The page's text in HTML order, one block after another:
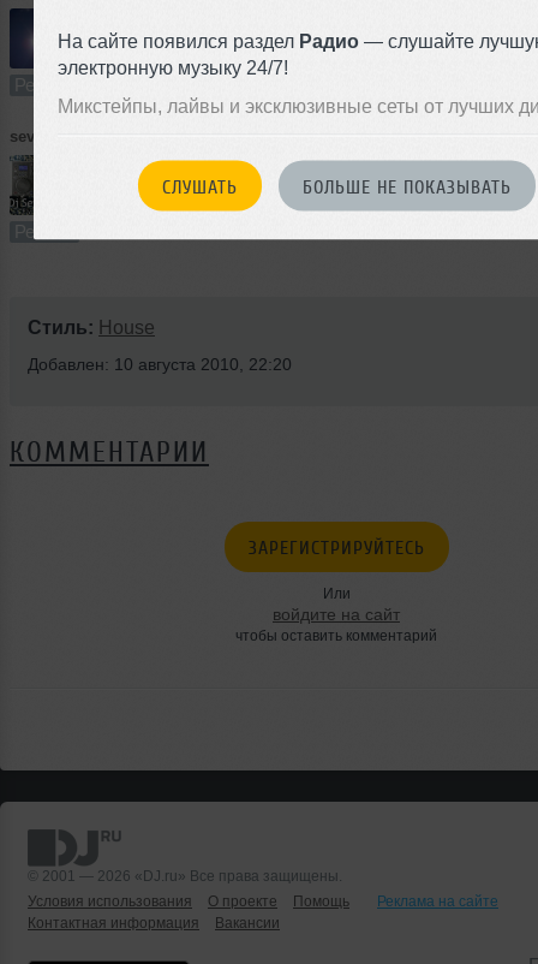
На сайте появился раздел Радио — слушайте
электронную музыку 24/7!
Микстейпы, лайвы и эксклюзивные сеты от лучших
СЛУШАТЬ БОЛЬШЕ НЕ ПОКАЗЫВАТЬ
4.8 MB,
Ремикс В плейлист
sevapower
1 3.9 MB,
Ремикс
Стиль: House
Добавлен: 10 августа 2010, 22:20
КОММЕНТАРИИ
ЗАРЕГИСТРИРУЙТЕСЬ
Или
войдите на сайт
чтобы оставить комментарий
© 2001 — 2026 «DJ.ru» Все права защищены.
Условия использования
О проекте Помощь
Реклама на сайте
Контактная информация
Вакансии